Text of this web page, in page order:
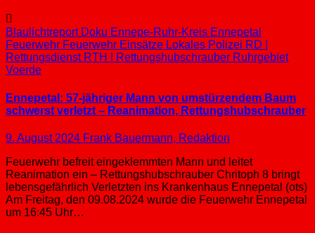
Blaulichtreport Doku Ennepe-Ruhr-Kreis Ennepetal
Feuerwehr Feuerwehr Einsätze Lokales Polizei RD |
Rettungsdienst RTH | Rettungshubschrauber Ruhrgebiet
Voerde
Ennepetal: 57-jähriger Mann von umstürzendem Baum
schwerst verletzt – Reanimation, Rettungshubschrauber
9. August 2024 Frank Bauermann, Redaktion
Feuerwehr befreit eingeklemmten Mann und leitet
Reanimation ein – Rettungshubschrauber Chritoph 8 bringt
lebensgefährlich Verletzten ins Krankenhaus Ennepetal (ots)
Am Freitag, den 09.08.2024 wurde die Feuerwehr Ennepetal
um 16:45 Uhr…